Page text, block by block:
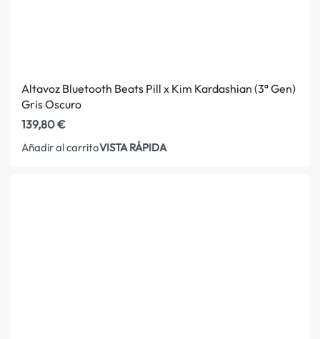
Altavoz Bluetooth Beats Pill x Kim Kardashian (3ª Gen)
Gris Oscuro
139,80€
Añadir al carritoVISTA RÁPIDA